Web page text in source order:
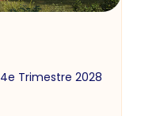
4e Trimestre 2028